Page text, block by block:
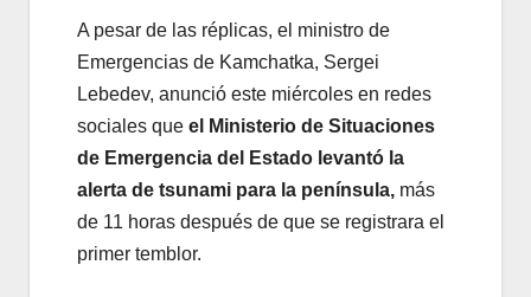
A pesar de las réplicas, el ministro de
Emergencias de Kamchatka, Sergei
Lebedev, anunció este miércoles en redes
sociales que el Ministerio de Situaciones
de Emergencia del Estado levantó la
alerta de tsunami para la península, más
de 11 horas después de que se registrara el
primer temblor.